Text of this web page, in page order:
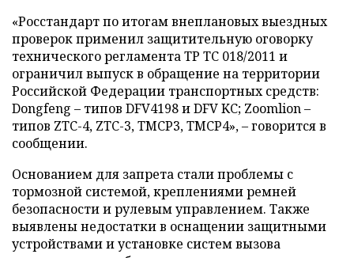
«Росстандарт по итогам внеплановых выездных
проверок применил защитительную оговорку
технического регламента ТР ТС 018/2011 и
ограничил выпуск в обращение на территории
Российской Федерации транспортных средств:
Dongfeng – типов DFV4198 и DFV KC; Zoomlion –
типов ZTC-4, ZTC-3, TMCP3, TMCP4», – говорится в
сообщении.
Основанием для запрета стали проблемы с
тормозной системой, креплениями ремней
безопасности и рулевым управлением. Также
выявлены недостатки в оснащении защитными
устройствами и установке систем вызова